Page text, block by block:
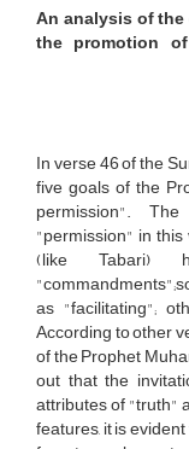
An analysis of
the promotion
In verse 46 of the
five goals of the
permission".
"permission" in
(like Tabari)
as "facilitating";
According to other
of the Prophet
out that the
attributes of "truth"
features, it is